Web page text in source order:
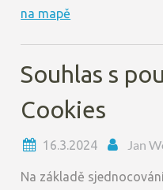
na mapě
Souhlas s
Cookies
16.3.2024 Jan
Na základě